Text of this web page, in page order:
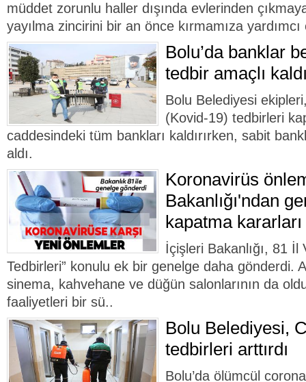
müddet zorunlu haller dışında evlerinden
yayılma zincirini bir an önce kırmamıza yardımcı
Bolu’da banklar
tedbir amaçlı
Bolu Belediyesi
(Kovid-19) tedbirleri
caddesindeki tüm bankları kaldırırken, sabit
aldı.
Koronavirüs
Bakanlığı'ndan
kapatma kararları
İçişleri Bakanlığı, 81 İl
Tedbirleri” konulu ek bir genelge daha gönderdi.
sinema, kahvehane ve düğün salonlarının da
faaliyetleri bir sü..
Bolu Belediyesi,
tedbirleri arttırdı
Bolu’da ölümcül